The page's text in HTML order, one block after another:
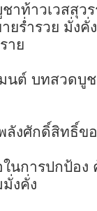
าท้าวเวสสุว
ยร่ำรวย มั่งคั่
าย
นต์ บทสวดบู
ลังศักดิ์สิทธิ์ข
นการปกป้อง
งคั่ง